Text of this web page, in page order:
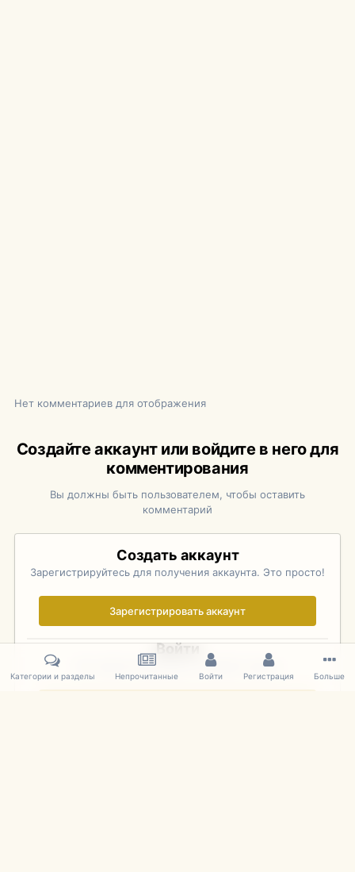
Нет комментариев для отображения
Создайте аккаунт или войдите в него для
комментирования
Вы должны быть пользователем, чтобы оставить
комментарий
Создать аккаунт
Зарегистрируйтесь для получения аккаунта. Это просто!
Зарегистрировать аккаунт
Войти
Уже зарегистрированы? Войдите здесь.
Категории и разделы Непрочитанные Войти Регистрация Больше